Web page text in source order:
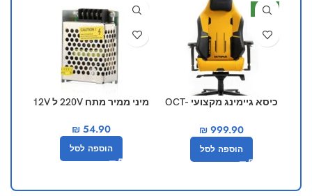
חדש
כיסא גיימינג מקצועי OCT-
₪999.90
הוספה לסל
מיני ממיר מתח 220V ל 12V
₪54.90
הוספה לסל